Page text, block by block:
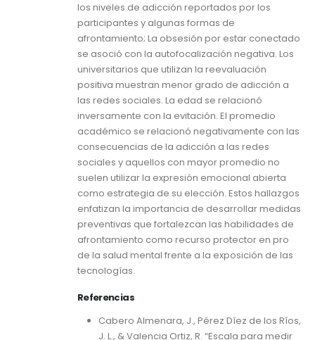
los niveles de adicción reportados por los
participantes y algunas formas de
afrontamiento; La obsesión por estar conectado
se asoció con la autofocalización negativa. Los
universitarios que utilizan la reevaluación
positiva muestran menor grado de adicción a
las redes sociales. La edad se relacionó
inversamente con la evitación. El promedio
académico se relacionó negativamente con las
consecuencias de la adicción a las redes
sociales y aquellos con mayor promedio no
suelen utilizar la expresión emocional abierta
como estrategia de su elección. Estos hallazgos
enfatizan la importancia de desarrollar medidas
preventivas que fortalezcan las habilidades de
afrontamiento como recurso protector en pro
de la salud mental frente a la exposición de las
tecnologías.
Referencias
Cabero Almenara, J., Pérez Díez de los Ríos,
J. L., & Valencia Ortiz, R. “Escala para medir